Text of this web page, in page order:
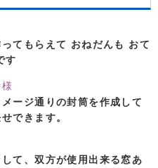
てもらえて おねだんも おて
す
ージ通りの封筒を作成して
できます。
て、双方が使用出来る窓あ